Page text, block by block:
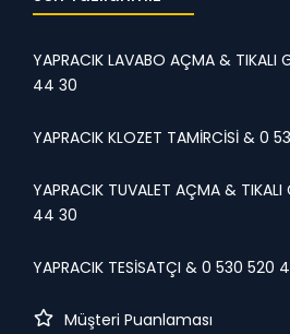
YAPRACIK LAVABO AÇMA & TIKALI
44 30
YAPRACIK KLOZET TAMİRCİSİ & 0
YAPRACIK TUVALET AÇMA &
44 30
YAPRACIK TESİSATÇI & 0 530 520
Müşteri Puanlaması